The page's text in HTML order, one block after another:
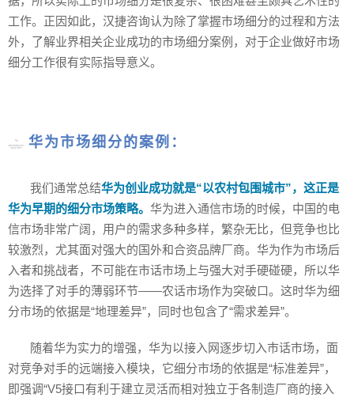
工作。正因如此，汉捷咨询认为除了掌握市场细分的过程和方法
外，了解业界相关企业成功的市场细分案例，对于企业做好市场
细分工作很有实际指导意义。
华为市场细分的案例：
我们通常总结华为创业成功就是“以农村包围城市”，这正是
华为早期的细分市场策略。 华为进入通信市场的时候，中国的电
信市场非常广阔，用户的需求多种多样，繁杂无比，但竞争也比
较激烈，尤其面对强大的国外和合资品牌厂商。华为作为市场后
入者和挑战者，不可能在市话市场上与强大对手硬碰硬，所以华
为选择了对手的薄弱环节——农话市场作为突破口。这时华为细
分市场的依据是“地理差异”，同时也包含了“需求差异”。
随着华为实力的增强，华为以接入网逐步切入市话市场，面
对竞争对手的远端接入模块，它细分市场的依据是“标准差异”，
即强调“V5接口有利于建立灵活而相对独立于各制造厂商的接入